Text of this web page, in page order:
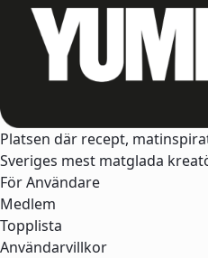
Platsen där recept,
Sveriges mest matglada
För Användare
Medlem
Topplista
Användarvillkor